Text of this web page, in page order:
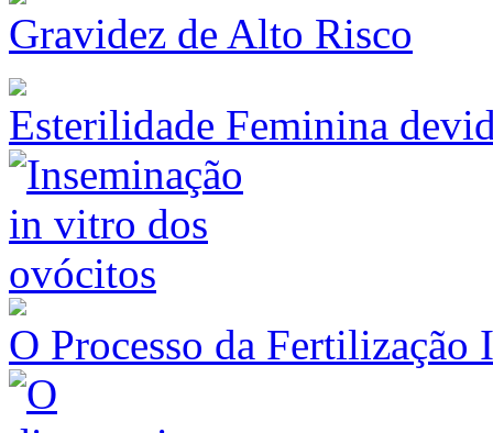
Gravidez de Alto Risco
Esterilidade Feminina
O Processo da Fertilização